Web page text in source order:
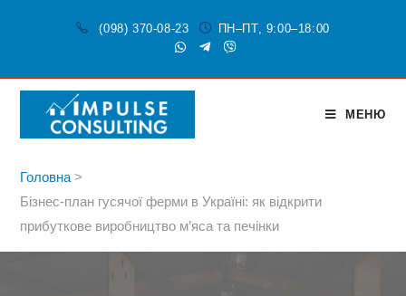
(098) 370-08-23 ПН–ПТ, 9:00–18:00
МЕНЮ
Головна >
Бізнес-план гусячої ферми в Україні: як відкрити
прибуткове виробництво м’яса та печінки